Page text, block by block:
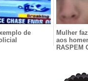
de
Mulher
aos
RASPEM